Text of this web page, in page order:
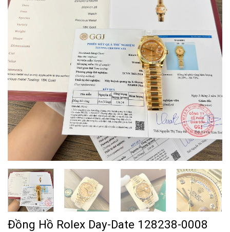
Đồng Hồ Rolex Day-Date 128238-0008